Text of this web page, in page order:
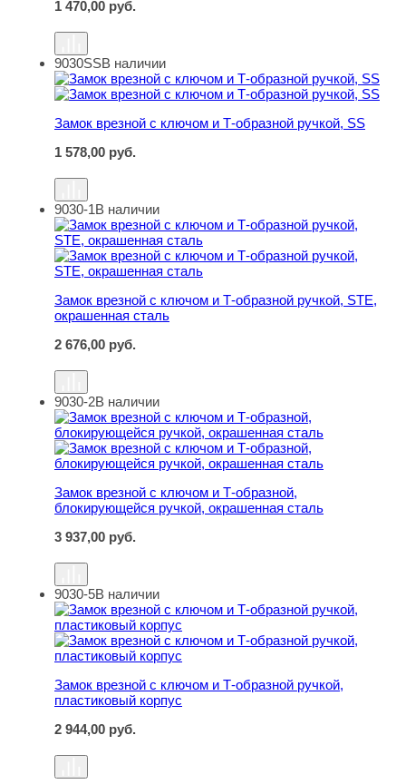
1 470,00 руб.
Замок врезной с ключом и Т-образной ручкой, SS
9030SSВ наличии
Замок врезной с ключом и Т-образной ручкой, SS
1 578,00 руб.
Замок врезной с ключом и Т-образной ручкой, STE,
9030-1В наличии
Замок врезной с ключом и Т-образной ручкой, STE,
окрашенная сталь
2 676,00 руб.
Замок врезной с ключом и Т-образной, блокирующейся
9030-2В наличии
Замок врезной с ключом и Т-образной,
блокирующейся ручкой, окрашенная сталь
3 937,00 руб.
Замок врезной с ключом и Т-образной ручкой,
9030-5В наличии
Замок врезной с ключом и Т-образной ручкой,
пластиковый корпус
2 944,00 руб.